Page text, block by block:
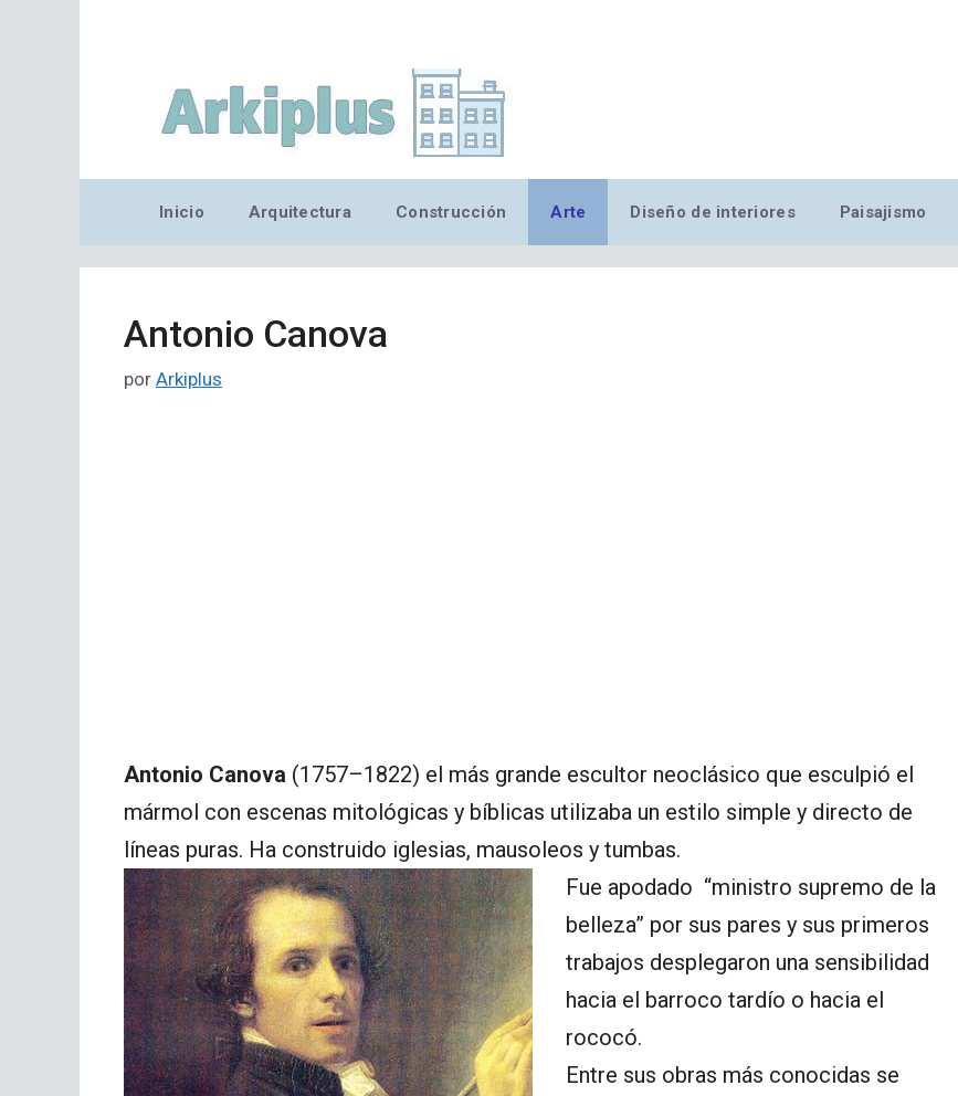
Inicio Arquitectura Construcción Arte Diseño de interiores Paisajismo
Antonio Canova
por Arkiplus
Antonio Canova (1757–1822) el más grande escultor neoclásico que esculpió el
mármol con escenas mitológicas y bíblicas utilizaba un estilo simple y directo de
líneas puras. Ha construido iglesias, mausoleos y tumbas.
Fue apodado “ministro supremo de la
belleza” por sus pares y sus primeros
trabajos desplegaron una sensibilidad
hacia el barroco tardío o hacia el
rococó.
Entre sus obras más conocidas se